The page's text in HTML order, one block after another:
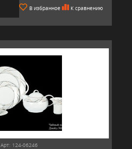
В избранное К сравнению
Арт: 124-06246